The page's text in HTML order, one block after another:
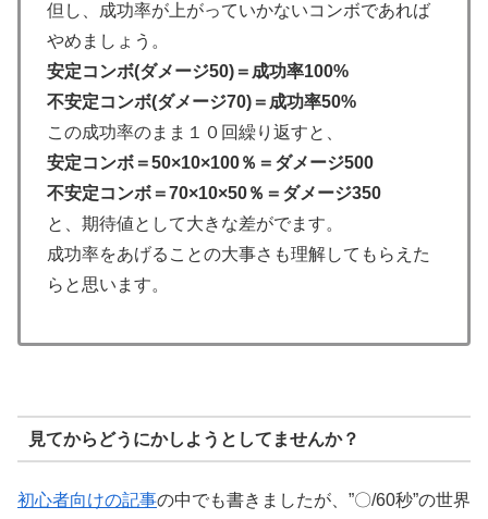
但し、成功率が上がっていかないコンボであれば
やめましょう。
安定コンボ(ダメージ50)＝成功率100%
不安定コンボ(ダメージ70)＝成功率50%
この成功率のまま１０回繰り返すと、
安定コンボ＝50×10×100％＝ダメージ500
不安定コンボ＝70×10×50％＝ダメージ350
と、期待値として大きな差がでます。
成功率をあげることの大事さも理解してもらえた
らと思います。
見てからどうにかしようとしてませんか？
初心者向けの記事の中でも書きましたが、”〇/60秒”の世界